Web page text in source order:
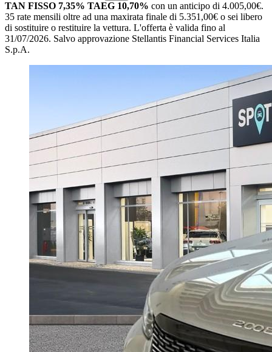
TAN FISSO 7,35% TAEG 10,70% con un anticipo di 4.005,00€.
35 rate mensili oltre ad una maxirata finale di 5.351,00€ o sei libero
di sostituire o restituire la vettura. L'offerta è valida fino al
31/07/2026. Salvo approvazione Stellantis Financial Services Italia
S.p.A.